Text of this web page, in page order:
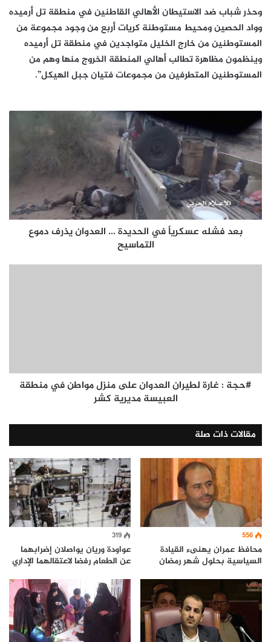
وحذر شباب ضد الاستيطان الأهالي القاطنين في منطقة تل أرميده
وواد الحصين ومحيط مستوطنة كريات أربع من وجود مجموعة من
المستوطنين من خارج الخليل متواجدين في منطقة تل أرميده
وينظمون مظاهرة تطالب أهالي المنطقة الخروج منها وهم من
المستوطنين المتطرفين من مجموعات فتيان جبل الهيكل”.
بعد فشله عسكرياً في الحديدة ... العدوان يذرف دموع
التماسيح
#حجة : غارة لطيران العدوان على منزل مواطن في منطقة
العبيسة مديرية كشر
مقالات ذات صلة
556
محافظ عمران يهنىء القيادة
السياسية بحلول شهر رمضان
319
عواودة وريان يواصلان إضرابهما
عن الطعام رفضا لاعتقالهما الإداري